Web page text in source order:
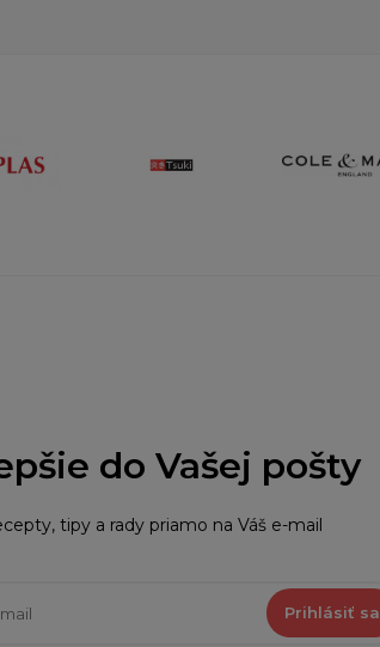
do Vašej pošty
tipy a rady priamo na Váš e-mail
Prihlásiť sa